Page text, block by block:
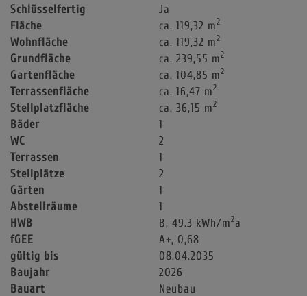
Schlüsselfertig
Ja
Fläche
ca. 119,32 m2
Wohnfläche ca. 119,32 m2
Grundfläche ca. 239,55 m2
Gartenfläche ca. 104,85 m2
Terrassenfläche ca. 16,47 m2
Stellplatzfläche ca. 36,15 m2
Bäder
1
WC
2
Terrassen
1
Stellplätze
2
Gärten
1
Abstellräume
1
HWB
B, 49.3 kWh/m2a
fGEE
A+, 0,68
gültig bis
08.04.2035
Baujahr
2026
Bauart
Neubau